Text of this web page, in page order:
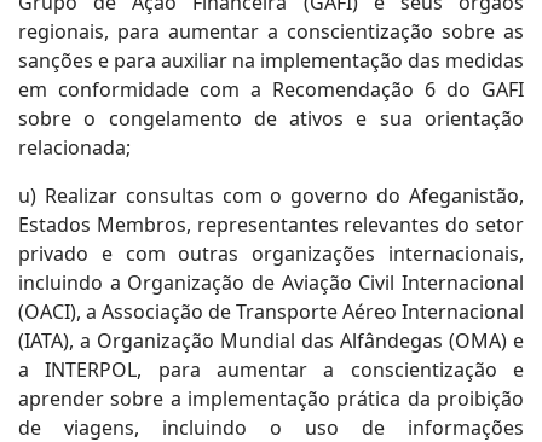
regionais, para aumentar a conscientização sobre as
sanções e para auxiliar na implementação das medidas
em conformidade com a Recomendação 6 do GAFI
sobre o congelamento de ativos e sua orientação
relacionada;
u) Realizar consultas com o governo do Afeganistão,
Estados Membros, representantes relevantes do setor
privado e com outras organizações internacionais,
incluindo a Organização de Aviação Civil Internacional
(OACI), a Associação de Transporte Aéreo Internacional
(IATA), a Organização Mundial das Alfândegas (OMA) e
a INTERPOL, para aumentar a conscientização e
aprender sobre a implementação prática da proibição
de viagens, incluindo o uso de informações